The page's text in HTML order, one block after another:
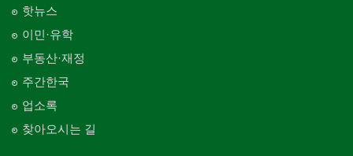
핫뉴스
이민·유학
부동산·재정
주간한국
업소록
찾아오시는 길